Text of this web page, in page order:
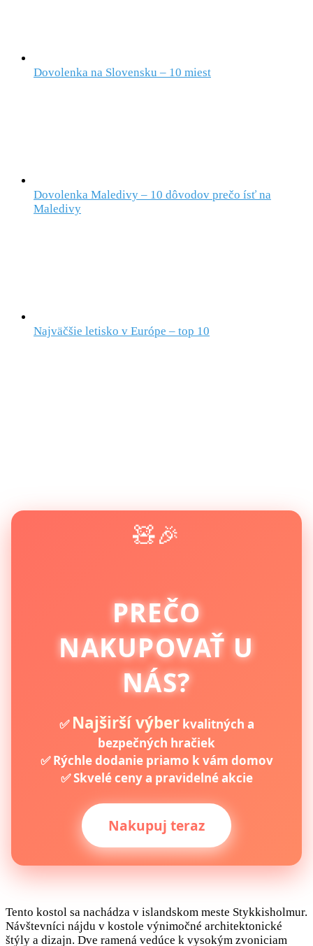
Dovolenka na Slovensku – 10 miest
Dovolenka Maledivy – 10 dôvodov prečo ísť na
Maledivy
Najväčšie letisko v Európe – top 10
🧸🎉
PREČO
NAKUPOVAŤ U
NÁS?
✅ Najširší výberkvalitných a
bezpečných hračiek
✅ Rýchle dodanie priamo k vám domov
✅ Skvelé ceny a pravidelné akcie
Nakupuj teraz
Tento kostol sa nachádza v islandskom meste Stykkisholmur.
Návštevníci nájdu v kostole výnimočné architektonické
štýly a dizajn. Dve ramená vedúce k vysokým zvoniciam